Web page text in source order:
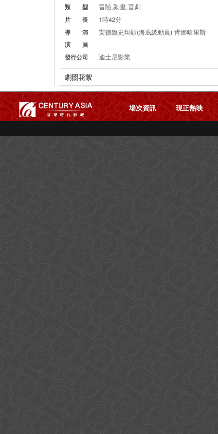
類 型 冒險,動畫,喜劇
片 長 1時42分
導 演 安德魯史坦頓(海底總動員) 肯娜哈里斯
演 員
發行公司
迪士尼影業
劇照花絮
場次資訊 現正熱映